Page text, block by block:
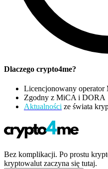
Dlaczego crypto4me?
Licencjonowany operator
Zgodny z MiCA i DORA
Aktualności ze świata
Bez komplikacji. Po prostu
kryptowalut zaczyna się tutaj.